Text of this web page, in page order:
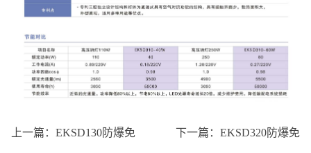
上一篇： EKSD130防爆免 下一篇： EKSD320防爆免